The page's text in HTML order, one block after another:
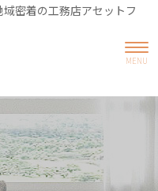
密着の工務店アセットフ